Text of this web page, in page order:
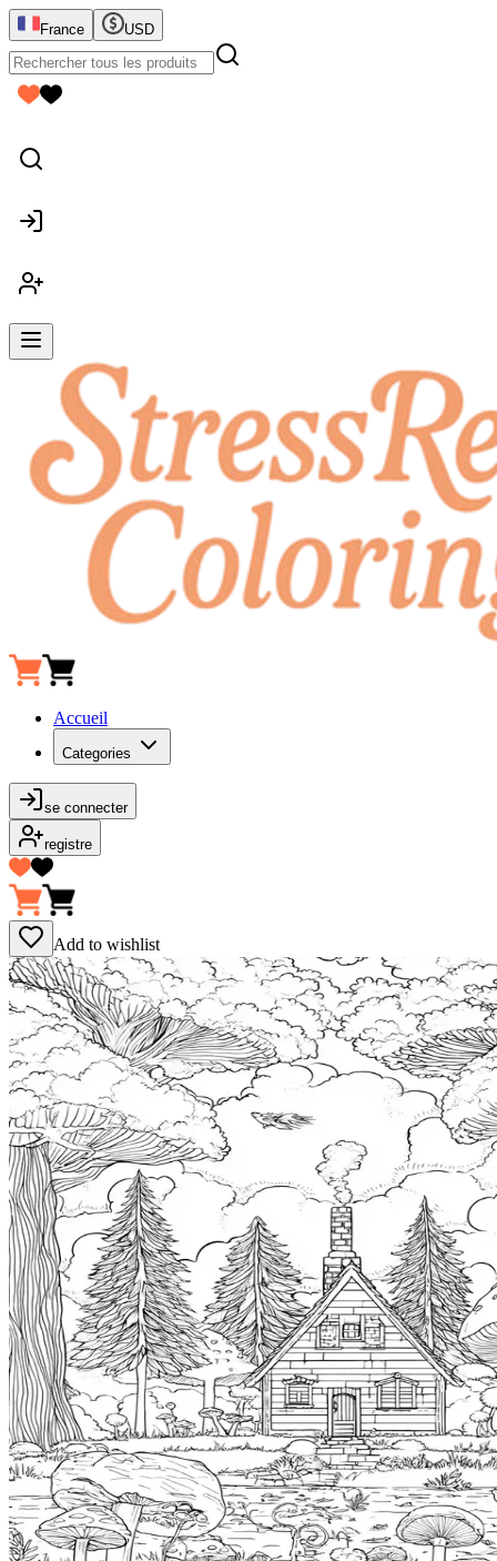
France USD
Accueil
Categories
se connecter
registre
Add to wishlist